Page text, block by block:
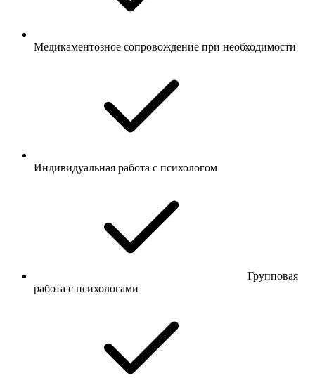
Медикаментозное сопровождение при необходимости
Индивидуальная работа с психологом
Групповая
работа с психологами